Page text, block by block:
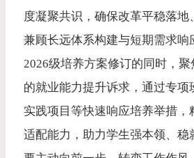
度凝聚共识，确保改革平稳落地
兼顾长远体系构建与短期需求响
2026级培养方案修订的同时，
的就业能力提升诉求，通过专项
实践项目等快速响应培养举措，
适配能力，助力学生强本领、稳